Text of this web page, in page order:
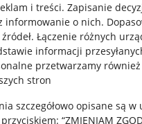
i treści. Zapisanie
informowanie o nich.
. Łączenie różnych
informacji
przetwarzamy
stron
szczegółowo opisane są w
“ZMIENIAM
Pobierz aplikację